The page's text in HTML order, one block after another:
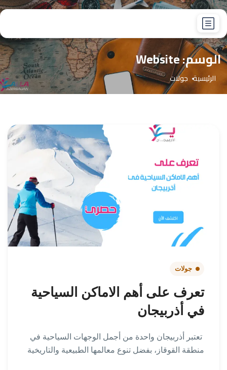
الوسم:Website
الرئيسية جولات
جولات
تعرف على أهم الاماكن السياحية
في أذربيجان
تعتبر أذربيجان واحدة من أجمل الوجهات السياحية في
منطقة القوقاز، بفضل تنوع معالمها الطبيعية والتاريخية